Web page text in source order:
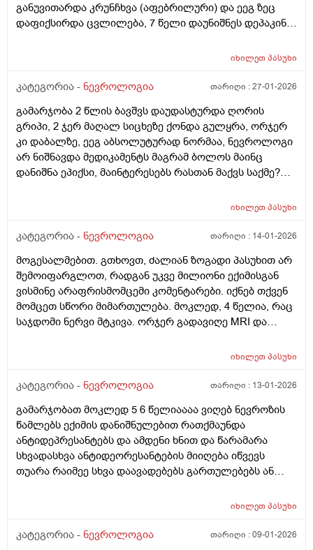
განუვითარდა კრუნჩხვა (აფებრილური) და ეეგ ზეც
დაფიქსირდა ცვლილება, 7 წელი დაუნიშნეს დეპაკინი.
აცრის ჩატარებას. Ნევრილოგმა გაუკეთეთო მაგრამ
ცალკე გავუკეთო ან საერთოდ არა. Თუ დასჭირდა
იხილეთპასუხი
კატეგორია - ნევროლოგია თარიღი :27-01-2026
გამარჯობა 2 წლის ბავშვს დაუდასტურდა ღორის
გრიპი, 2 ჯერ მაღალ სიცხეზე ქონდა გულყრა, ორჯერ
კი დაბალზე, ეეგ აბსოლუტურად ნორმაა, ნევროლოგი
არ ნიშნავდა მედიკამენტს მაგრამ ბოლოს მაინც
დანიშნა ეპიქსი, მაინტერესებს რასთან მაქვს საქმე?
რამდენი ხანი უნდა მიიღოს ეს წამალი. წინანსწარ
იხილეთპასუხი
კატეგორია - ნევროლოგია თარიღი : 14-01-2026
მოგესალმებით. გთხოვთ, ძალიან ზოგადი პასუხით არ
შემოიფარგლოთ, რადგან უკვე მილიონი ექიმისგან
ვისმინე არაფრისმომცემი კომენტარები. იქნებ თქვენ
მომცეთ სწორი მიმართულება. მოკლედ, 4 წელია, რაც
საჯდომი ნერვი მტკივა. ორჯერ გადავიღე MRI და
პროტრუზია (5 მმ) მე-5 მალაზე. ნევროლოგებმა და
deep gluteral syndrome ან phyriformis სინდრომი.
მაგნიტო თერაპიები) შედეგი-0. რეაბილიტოლოგმა
მითხრა, რომ ამას უნდოდა ვარჯიში, რომ საჯდომი
კუნთები გამზრდოდა და ნერვზე დაწოლაც არ
მოხდებაო. დავიწყე პირად ტრენერთან მუშაობა,
ნებისმიერი დატვირთვა მიუარესებს ამ ტკივილებს,
ტკივილი ხერხემლის ქვედა სეგმენტიდან მეწყენა და
ტერფი, მოკლედ მთლიანად ნერვის ჩაყოლებაზე.
იხილეთპასუხი
კატეგორია - ნევროლოგია თარიღი : 13-01-2026
გამარჯობათ მოკლედ 5 6 წელიაააა ვიღებ ნევროზის
წამლებს ექიმის დანიშნულებით რათქმაუნდა
ანტიდეპრესანტებს და ამდენი ხნით და წარამარა
სხვადასხვა ანტიდეორესანტების მიიღება იწვევს
თუარა რაიმეე სხვა დაავადებებს გართულებებს ან
ხოლმე უკვე წამლის შეწყვეტაა რამოდენიმე დღით
დამთხვევააა და მოკლედ რომ მოვრჩები ხოლმე
იხილეთპასუხი
კატეგორია - ნევროლოგია თარიღი :09-01-2026